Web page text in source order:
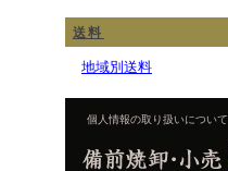
送料
地域別送料
個人情報の取り扱いについて